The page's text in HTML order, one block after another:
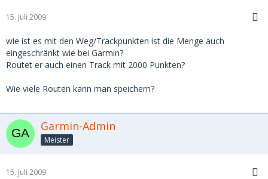
15. Juli 2009
wie ist es mit den Weg/Trackpunkten ist die Menge auch
eingeschränkt wie bei Garmin?
Routet er auch einen Track mit 2000 Punkten?
Wie viele Routen kann man speichern?
Garmin-Admin
Meister
15. Juli 2009